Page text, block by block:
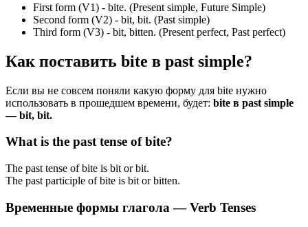
First form (V1) - bite. (Present simple, Future Simple)
Second form (V2) - bit, bit. (Past simple)
Third form (V3) - bit, bitten. (Present perfect, Past perfect)
Как поставить bite в past simple?
Если вы не совсем поняли какую форму для bite нужно
использовать в прошедшем времени, будет: bite в past simple
— bit, bit.
What is the past tense of bite?
The past tense of bite is bit or bit.
The past participle of bite is bit or bitten.
Временные формы глагола — Verb Tenses